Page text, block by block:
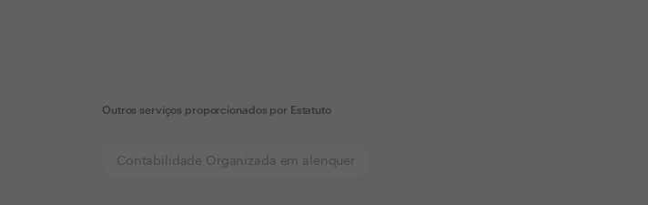
Outros serviços proporcionados por Estatuto
Contabilidade Organizada em alenquer